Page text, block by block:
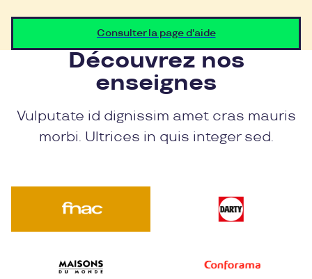
Consulter la page d'aide
Découvrez nos
enseignes
Vulputate id dignissim amet cras mauris
morbi. Ultrices in quis integer sed.